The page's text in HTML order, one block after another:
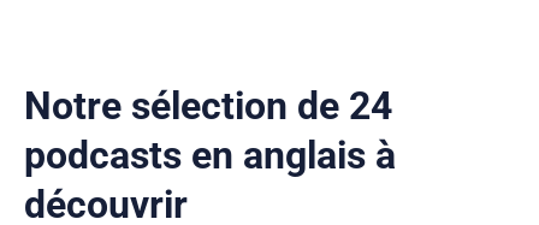
Notre sélection de 24
podcasts en anglais à
découvrir